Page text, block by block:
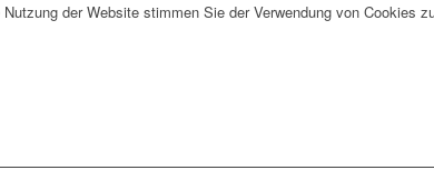
der Website stimmen Sie der Verwendung von Cookies